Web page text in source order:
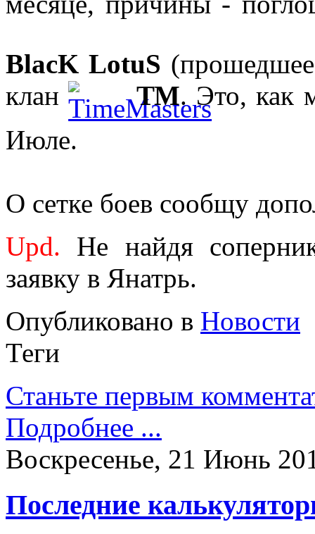
BlacK LotuS
клан
ТМ. Это, как
Июле.
О сетке боев сообщу
Upd. Не найдя
заявку в Янатрь.
Опубликовано в Новости
Теги
Станьте первым
Подробнее ...
Воскресенье, 21 Июнь
Последние